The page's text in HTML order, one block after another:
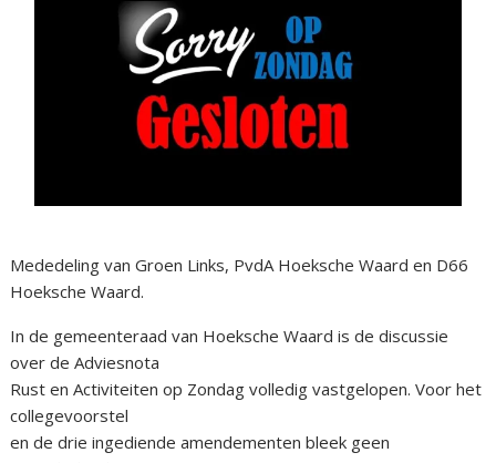
Mededeling van Groen Links, PvdA Hoeksche Waard en D66
Hoeksche Waard.
In de gemeenteraad van Hoeksche Waard is de discussie
over de Adviesnota
Rust en Activiteiten op Zondag volledig vastgelopen. Voor het
collegevoorstel
en de drie ingediende amendementen bleek geen